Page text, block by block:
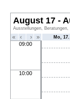
August 17 -
Ausstellungen,
« ‹ › » Mo,
09:00
10:00